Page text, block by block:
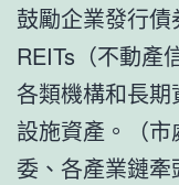
鼓勵企業發行
REITs（不動產
各類機構和長
設施資產。（
委、各產業鏈